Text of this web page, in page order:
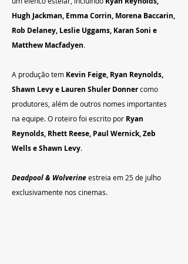
Hugh Jackman, Emma Corrin, Morena Baccarin,
Rob Delaney, Leslie Uggams, Karan Soni e
Matthew Macfadyen.
A produção tem Kevin Feige, Ryan Reynolds,
Shawn Levy e Lauren Shuler Donner como
produtores, além de outros nomes importantes
na equipe. O roteiro foi escrito por Ryan
Reynolds, Rhett Reese, Paul Wernick, Zeb
Wells e Shawn Levy.
Deadpool & Wolverine estreia em 25 de julho
exclusivamente nos cinemas.